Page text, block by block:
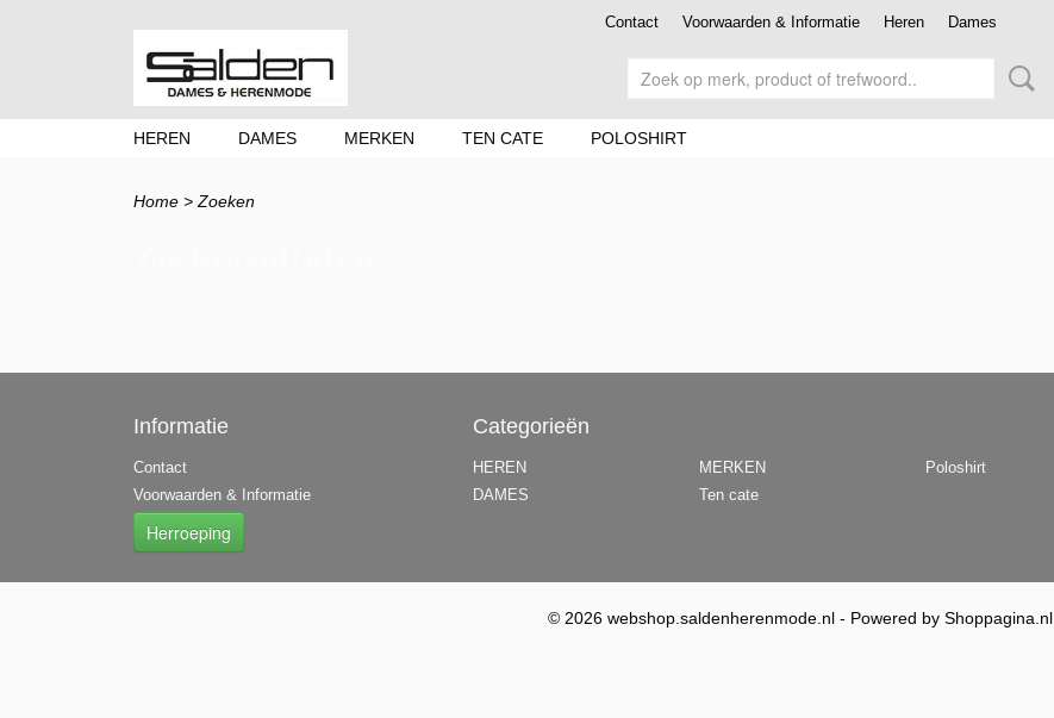
Contact Voorwaarden & Informatie Heren Dames
HEREN DAMES MERKEN TEN CATE POLOSHIRT
Home > Zoeken
Informatie
Contact
Voorwaarden & Informatie
Herroeping
Categorieën
HEREN
DAMES
MERKEN
Ten cate
Poloshirt
© 2026 webshop.saldenherenmode.nl - Powered by Shoppagina.nl